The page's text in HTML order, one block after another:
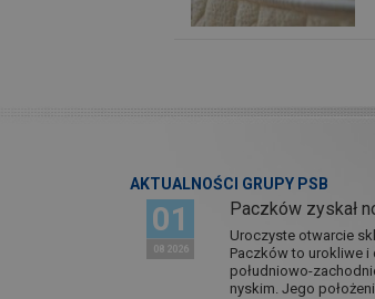
AKTUALNOŚCI GRUPY PSB
01
08 2026
Paczków zyskał
Uroczyste otwarcie
Paczków to urokliwe i
południowo-
nyskim. Jego